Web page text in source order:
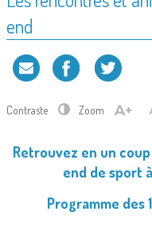
end
Contraste Zoom
Retrouvez en un
end de sport
Programme des